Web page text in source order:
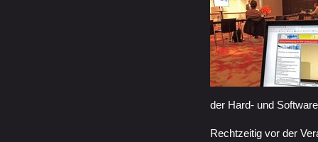
der Hard- und
Rechtzeitig vor der